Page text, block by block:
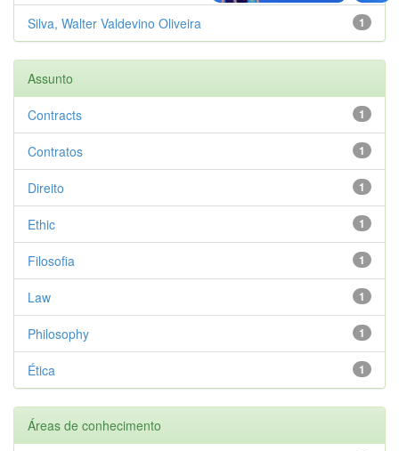
1
Silva, Walter Valdevino Oliveira
Assunto
1
Contracts
1
Contratos
1
Direito
1
Ethic
1
Filosofia
1
Law
1
Philosophy
1
Ética
Áreas de conhecimento